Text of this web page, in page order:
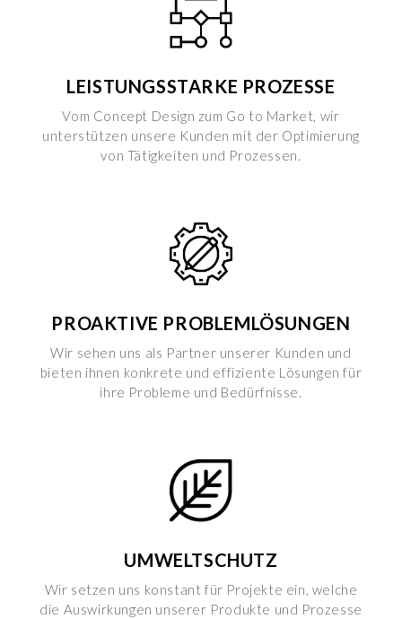
selezionati nei riquadri sottostanti. Cliccando su “
” puoi vedere nel dettaglio le finalità dei singoli
cookie e le terze parti che installano i cookie tramite il
cookie tramite la sezione "Cookie Policy - Impostazioni
Cookie", accettando o inibendo l'utilizzo delle diverse
tipologie di Cookie attive sul nostro sito.
LEISTUNGSSTARKE PROZESSE
Vom Concept Design zum Go to Market, wir
unterstützen unsere Kunden mit der Optimierung
von Tätigkeiten und Prozessen.
PROAKTIVE PROBLEMLÖSUNGEN
Wir sehen uns als Partner unserer Kunden und
bieten ihnen konkrete und effiziente Lösungen für
ihre Probleme und Bedürfnisse.
UMWELTSCHUTZ
Wir setzen uns konstant für Projekte ein, welche
die Auswirkungen unserer Produkte und Prozesse